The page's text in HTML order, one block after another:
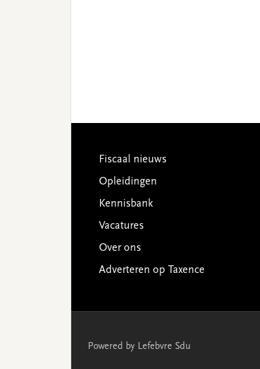
Footer
Fiscaal nieuws
Opleidingen
Kennisbank
Vacatures
Over ons
Adverteren op Taxence
Powered by Lefebvre Sdu